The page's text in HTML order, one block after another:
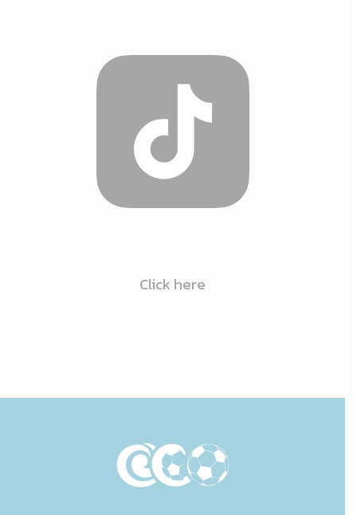
Click here